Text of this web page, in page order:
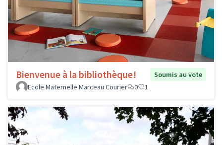
Bienvenue à la bibliothèque!
Soumis au vote
Ecole Maternelle Marceau Courier
0 1